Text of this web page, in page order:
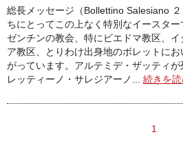
総長メッセージ（Bollettino Salesiano
ちにとってこの上なく特別なイースタ
ゼンチンの教会、特にビエドマ教区、
ア教区、とりわけ出身地のボレットに
がっています。アルテミデ・ザッティ
レッティーノ・サレジアーノ... 続きを
1